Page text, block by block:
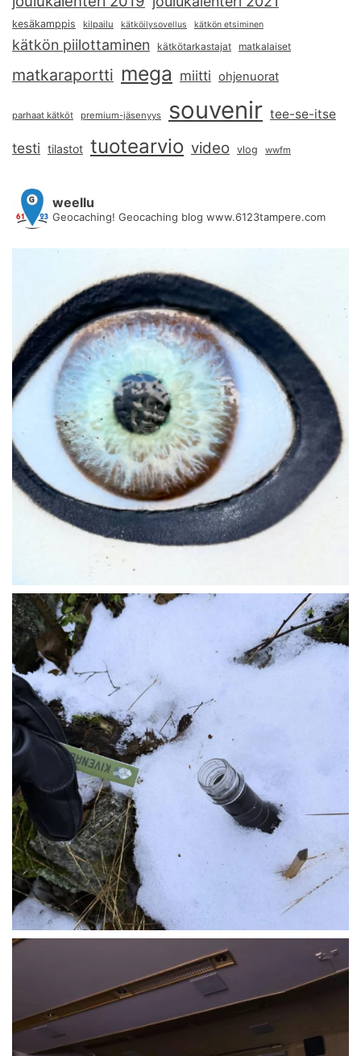
kesäkamppis kilpailu kätköilysovellus kätkön etsiminen
kätkön piilottaminen kätkötarkastajat matkalaiset
matkaraportti mega miitti ohjenuorat
parhaat kätköt premium-jäsenyys souvenir tee-se-itse
testi tilastot tuotearvio video vlog wwfm
weellu
Geocaching! Geocaching blog www.6123tampere.com